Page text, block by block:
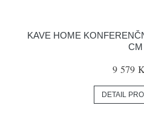
KAVE HOME
CM
9 579
DETAIL